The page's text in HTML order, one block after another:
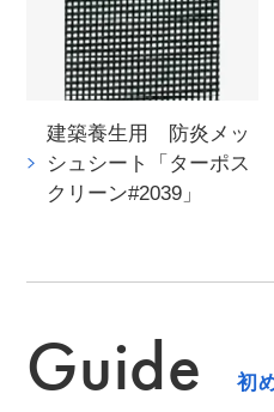
建築養生用 防炎メッ
シュシート「ターポス
クリーン#2039」
Guide 初